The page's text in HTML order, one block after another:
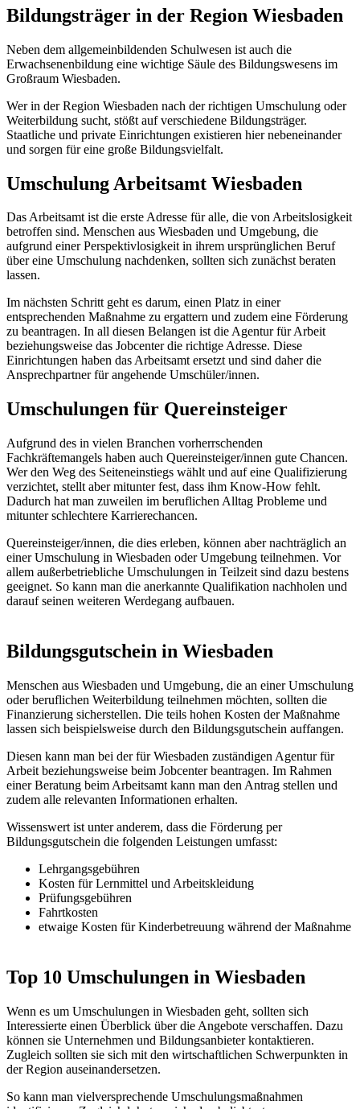
Bildungsträger in der Region Wiesbaden
Neben dem allgemeinbildenden Schulwesen ist auch die
Erwachsenenbildung eine wichtige Säule des Bildungswesens im
Großraum Wiesbaden.
Wer in der Region Wiesbaden nach der richtigen Umschulung oder
Weiterbildung sucht, stößt auf verschiedene Bildungsträger.
Staatliche und private Einrichtungen existieren hier nebeneinander
und sorgen für eine große Bildungsvielfalt.
Umschulung Arbeitsamt Wiesbaden
Das Arbeitsamt ist die erste Adresse für alle, die von Arbeitslosigkeit
betroffen sind. Menschen aus Wiesbaden und Umgebung, die
aufgrund einer Perspektivlosigkeit in ihrem ursprünglichen Beruf
über eine Umschulung nachdenken, sollten sich zunächst beraten
lassen.
Im nächsten Schritt geht es darum, einen Platz in einer
entsprechenden Maßnahme zu ergattern und zudem eine Förderung
zu beantragen. In all diesen Belangen ist die Agentur für Arbeit
beziehungsweise das Jobcenter die richtige Adresse. Diese
Einrichtungen haben das Arbeitsamt ersetzt und sind daher die
Ansprechpartner für angehende Umschüler/innen.
Umschulungen für Quereinsteiger
Aufgrund des in vielen Branchen vorherrschenden
Fachkräftemangels haben auch Quereinsteiger/innen gute Chancen.
Wer den Weg des Seiteneinstiegs wählt und auf eine Qualifizierung
verzichtet, stellt aber mitunter fest, dass ihm Know-How fehlt.
Dadurch hat man zuweilen im beruflichen Alltag Probleme und
mitunter schlechtere Karrierechancen.
Quereinsteiger/innen, die dies erleben, können aber nachträglich an
einer Umschulung in Wiesbaden oder Umgebung teilnehmen. Vor
allem außerbetriebliche Umschulungen in Teilzeit sind dazu bestens
geeignet. So kann man die anerkannte Qualifikation nachholen und
darauf seinen weiteren Werdegang aufbauen.
Bildungsgutschein in Wiesbaden
Menschen aus Wiesbaden und Umgebung, die an einer Umschulung
oder beruflichen Weiterbildung teilnehmen möchten, sollten die
Finanzierung sicherstellen. Die teils hohen Kosten der Maßnahme
lassen sich beispielsweise durch den Bildungsgutschein auffangen.
Diesen kann man bei der für Wiesbaden zuständigen Agentur für
Arbeit beziehungsweise beim Jobcenter beantragen. Im Rahmen
einer Beratung beim Arbeitsamt kann man den Antrag stellen und
zudem alle relevanten Informationen erhalten.
Wissenswert ist unter anderem, dass die Förderung per
Bildungsgutschein die folgenden Leistungen umfasst:
Lehrgangsgebühren
Kosten für Lernmittel und Arbeitskleidung
Prüfungsgebühren
Fahrtkosten
etwaige Kosten für Kinderbetreuung während der Maßnahme
Top 10 Umschulungen in Wiesbaden
Wenn es um Umschulungen in Wiesbaden geht, sollten sich
Interessierte einen Überblick über die Angebote verschaffen. Dazu
können sie Unternehmen und Bildungsanbieter kontaktieren.
Zugleich sollten sie sich mit den wirtschaftlichen Schwerpunkten in
der Region auseinandersetzen.
So kann man vielversprechende Umschulungsmaßnahmen